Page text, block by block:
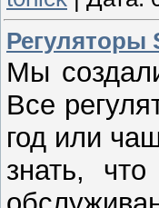
Регуляторы
Мы
Все
год или
знать,